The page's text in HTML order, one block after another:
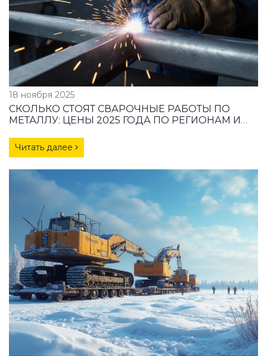
18 ноября 2025
СКОЛЬКО СТОЯТ СВАРОЧНЫЕ РАБОТЫ ПО
МЕТАЛЛУ: ЦЕНЫ 2025 ГОДА ПО РЕГИОНАМ И
Читать далее